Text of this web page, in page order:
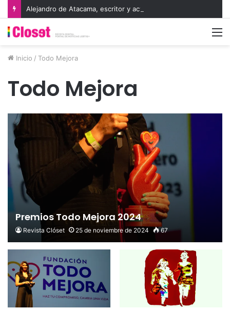
Inicio / Todo Mejora
Todo Mejora
Premios Todo Mejora 2024
Revista Clóset 25 de noviembre de 2024 67